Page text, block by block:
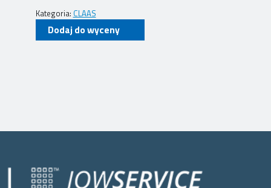
Kategoria: CLAAS
Dodaj do wyceny